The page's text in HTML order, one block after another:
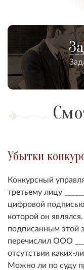
Убытки
Конкурсный
третьему лицу
цифровой
которой он
подписанным этой
перечислил ООО
отсутствии каких-
Можно ли по суду